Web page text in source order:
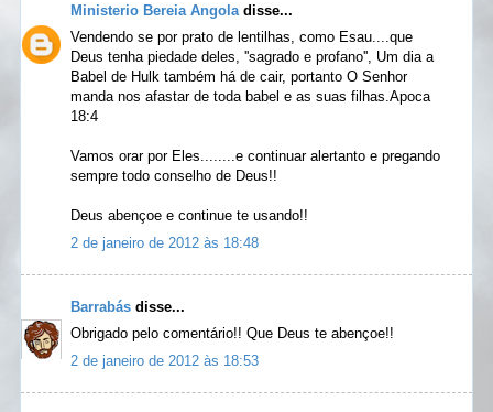
Ministerio Bereia Angola disse...
Vendendo se por prato de lentilhas, como Esau....que
Deus tenha piedade deles, ''sagrado e profano'', Um dia a
Babel de Hulk também há de cair, portanto O Senhor
manda nos afastar de toda babel e as suas filhas.Apoca
18:4
Vamos orar por Eles........e continuar alertanto e pregando
sempre todo conselho de Deus!!
Deus abençoe e continue te usando!!
2 de janeiro de 2012 às 18:48
Barrabás disse...
Obrigado pelo comentário!! Que Deus te abençoe!!
2 de janeiro de 2012 às 18:53